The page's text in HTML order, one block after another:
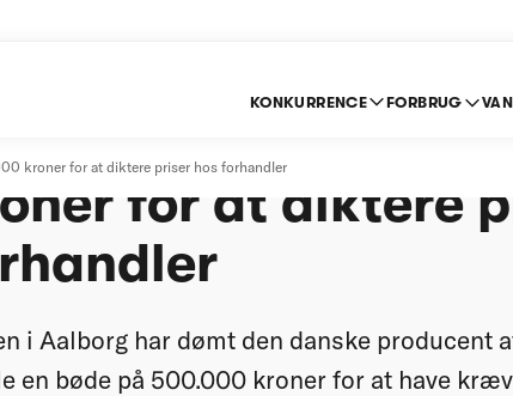
KONKURRENCE FORBRUG
kroner for at diktere priser hos forhandler
for at diktere
i Aalborg har dømt den danske producent
en bøde på 500.000 kroner for at have